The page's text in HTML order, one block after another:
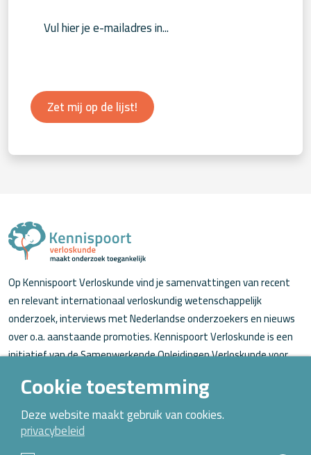
Zet mij op de lijst!
Op Kennispoort Verloskunde vind je samenvattingen van recent
en relevant internationaal verloskundig wetenschappelijk
onderzoek, interviews met Nederlandse onderzoekers en nieuws
over o.a. aanstaande promoties. Kennispoort Verloskunde is een
initiatief van de Samenwerkende Opleidingen Verloskunde voor
Over Kennispoort Verloskunde
Contact
Cookie toestemming
Deze website maakt gebruik van cookies.
privacybeleid